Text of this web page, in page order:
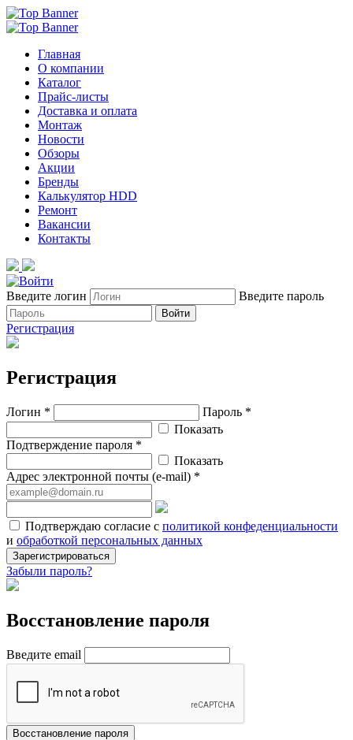
Главная
О компании
Каталог
Прайс-листы
Доставка и оплата
Монтаж
Новости
Обзоры
Акции
Бренды
Калькулятор HDD
Ремонт
Вакансии
Контакты
Введите логин Введите пароль
Войти
Регистрация
Регистрация
Логин *
Пароль *
Показать
Подтверждение пароля *
Показать
Адрес электронной почты (e-mail) *
Подтверждаю согласие с политикой конфеденциальности
и обработкой персональных данных
Зарегистрироваться
Забыли пароль?
Восстановление пароля
Введите email
Восстановление пароля